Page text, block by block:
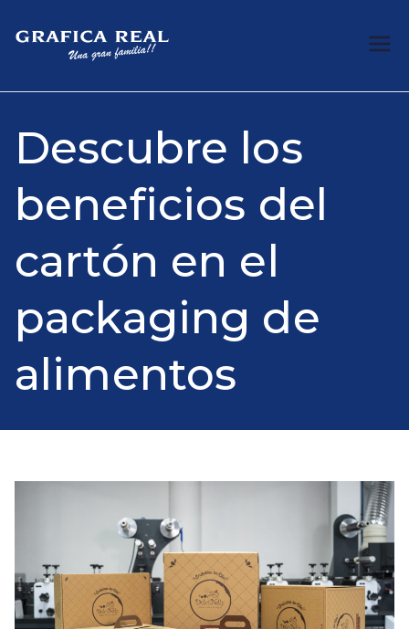
contenido
GRAFICA
REAL
impresiones
Descubre los
beneficios del
cartón en el
packaging de
alimentos